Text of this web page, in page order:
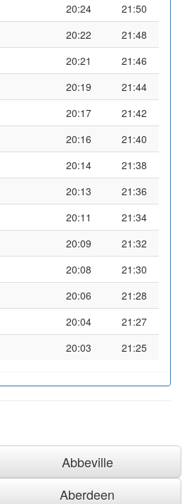
20:24
21:50
20:22
21:48
20:21
21:46
20:19
21:44
20:17
21:42
20:16
21:40
20:14
21:38
20:13
21:36
20:11
21:34
20:09
21:32
20:08
21:30
20:06
21:28
20:04
21:27
20:03 21:25
Abbeville
Aberdeen